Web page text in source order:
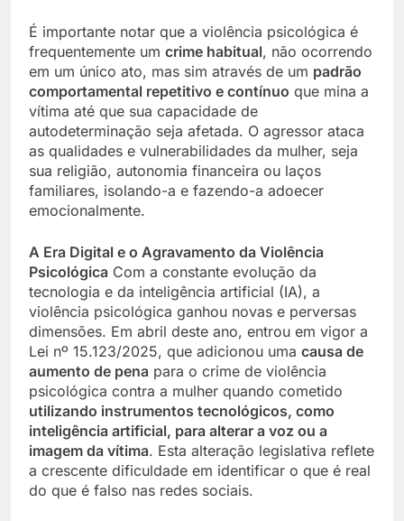
É importante notar que a violência psicológica é
frequentemente um crime habitual, não ocorrendo
em um único ato, mas sim através de um padrão
comportamental repetitivo e contínuo que mina a
vítima até que sua capacidade de
autodeterminação seja afetada. O agressor ataca
as qualidades e vulnerabilidades da mulher, seja
sua religião, autonomia financeira ou laços
familiares, isolando-a e fazendo-a adoecer
emocionalmente.
A Era Digital e o Agravamento da Violência
Psicológica Com a constante evolução da
tecnologia e da inteligência artificial (IA), a
violência psicológica ganhou novas e perversas
dimensões. Em abril deste ano, entrou em vigor a
Lei nº 15.123/2025, que adicionou uma causa de
aumento de pena para o crime de violência
psicológica contra a mulher quando cometido
utilizando instrumentos tecnológicos, como
inteligência artificial, para alterar a voz ou a
imagem da vítima. Esta alteração legislativa reflete
a crescente dificuldade em identificar o que é real
do que é falso nas redes sociais.